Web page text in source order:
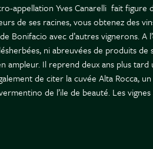
appellation Yves Canarelli fait figure
de ses racines, vous obtenez des
Bonifacio avec d’autres vignerons. A
ni abreuvées de produits de
ampleur. Il reprend deux ans plus tard
de citer la cuvée Alta Rocca,
de l’ile de beauté. Les vignes